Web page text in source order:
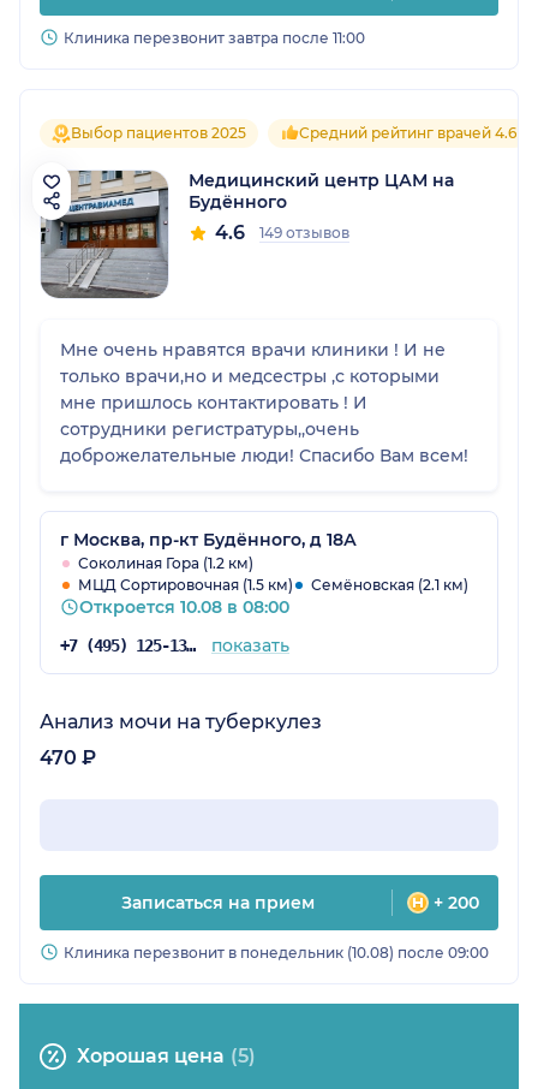
Клиника перезвонит завтра после 11:00
Выбор пациентов 2025 Средний рейтинг врачей 4.6
Медицинский центр ЦАМ на
Будённого
4.6 149 отзывов
Мне очень нравятся врачи клиники ! И не
только врачи,но и медсестры ,с которыми
мне пришлось контактировать ! И
сотрудники регистратуры,,очень
доброжелательные люди! Спасибо Вам всем!
г Москва, пр-кт Будённого, д 18А
Соколиная Гора (1.2 км)
МЦД Сортировочная (1.5 км)
Семёновская (2.1 км)
Откроется 10.08 в 08:00
+7 (495) 125-13-96 показать
Анализ мочи на туберкулез
470 ₽
Записаться на прием + 200
Клиника перезвонит в понедельник (10.08) после 09:00
Хорошая цена (5)